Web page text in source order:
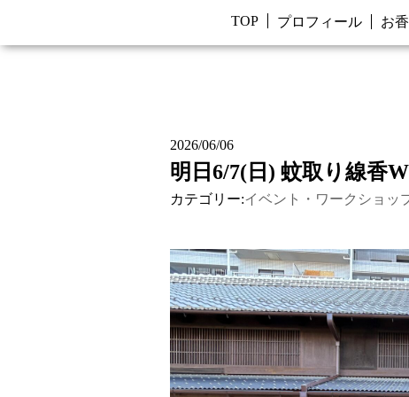
TOP プロフィール お
2026/06/06
明日6/7(日) 蚊取り線香
カテゴリー:イベント・ワークショッ